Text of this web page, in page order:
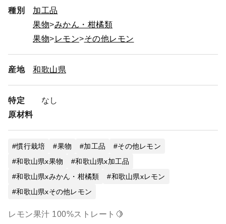
種別
加工品
果物
みかん・柑橘類
果物
レモン その他レモン
産地 和歌山県
特定
原材料
なし
慣行栽培 果物 加工品
その他レモン
和歌山県x果物
和歌山県x加工品
和歌山県xみかん・柑橘類
和歌山県xレモン
和歌山県xその他レモン
レモン果汁 100%ストレート🍋